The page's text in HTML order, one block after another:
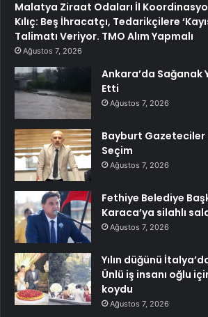
Malatya Ziraat Odaları İl
Kılıç: Beş İhracatçı, Tedarikçilere
Talimatı Veriyor. TMO Alım Yapmalı
Ağustos 7, 2026
Ankara’da Sağanak
Etti
Ağustos 7, 2026
Bayburt Gazeteciler
Seçim
Ağustos 7, 2026
Fethiye Belediye
Karaca’ya silahlı
Ağustos 7, 2026
Yılın düğünü
Ünlü iş insanı oğlu
koydu
Ağustos 7, 2026